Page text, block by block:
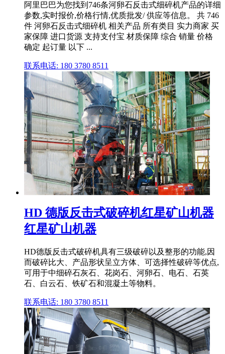
阿里巴巴为您找到746条河卵石反击式细碎机产品的详细
参数,实时报价,价格行情,优质批发/ 供应等信息。 共 746
件 河卵石反击式细碎机 相关产品 所有类目 实力商家 买
家保障 进口货源 支持支付宝 材质保障 综合 销量 价格
确定 起订量 以下 ...
联系电话: 180 3780 8511
HD 德版反击式破碎机红星矿山机器
红星矿山机器
HD德版反击式破碎机具有三级破碎以及整形的功能,因
而破碎比大、产品形状呈立方体、可选择性破碎等优点,
可用于中细碎石灰石、花岗石、河卵石、电石、石英
石、白云石、铁矿石和混凝土等物料。
联系电话: 180 3780 8511